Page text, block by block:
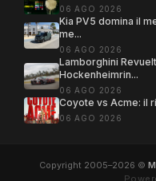
06 AGO 2026
Kia PV5 domina il
me...
06 AGO 2026
Lamborghini
Hockenheimrin...
06 AGO 2026
Coyote vs Acme: il
06 AGO 2026
Copyright 2005–2026 ©